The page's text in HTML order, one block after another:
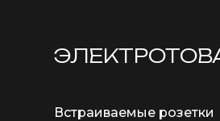
Встраиваемые розетки